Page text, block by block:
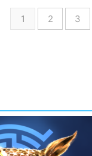
1 2 3